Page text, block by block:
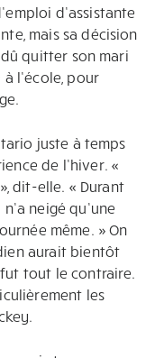
d’assistante
mais sa décision
dû quitter son mari
l’école, pour
juste à temps
de l’hiver. «
dit-elle. « Durant
neigé qu’une
même. » On
aurait bientôt
tout le contraire.
les